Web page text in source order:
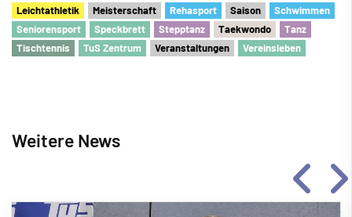
Leichtathletik
Meisterschaft Rehasport Saison
Schwimmen
Seniorensport
Speckbrett Stepptanz Taekwondo
Tanz
Tischtennis
TuS Zentrum Veranstaltungen Vereinsleben
Weitere News